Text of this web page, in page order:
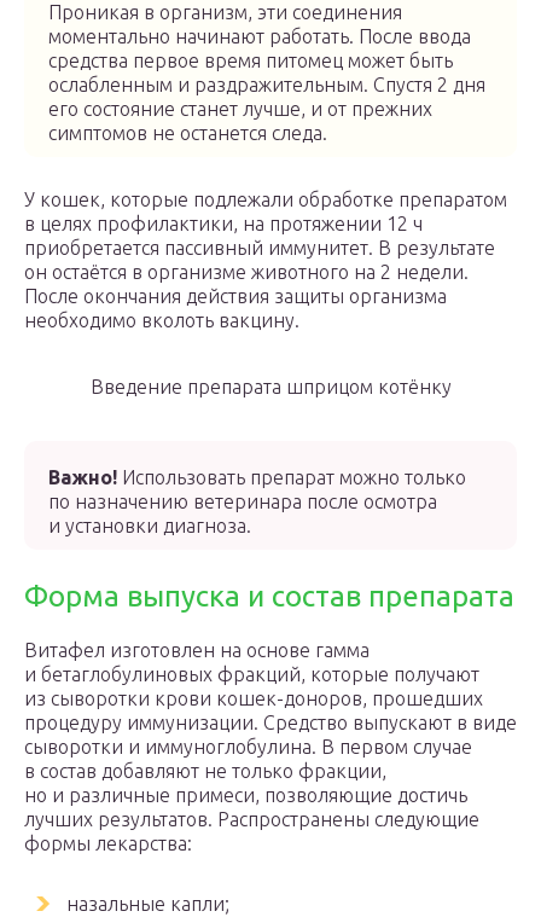
Проникая в организм, эти соединения
моментально начинают работать. После ввода
средства первое время питомец может быть
ослабленным и раздражительным. Спустя 2 дня
его состояние станет лучше, и от прежних
симптомов не останется следа.
У кошек, которые подлежали обработке препаратом
в целях профилактики, на протяжении 12 ч
приобретается пассивный иммунитет. В результате
он остаётся в организме животного на 2 недели.
После окончания действия защиты организма
необходимо вколоть вакцину.
Введение препарата шприцом котёнку
Важно! Использовать препарат можно только
по назначению ветеринара после осмотра
и установки диагноза.
Форма выпуска и состав препарата
Витафел изготовлен на основе гамма
и бетаглобулиновых фракций, которые получают
из сыворотки крови кошек-доноров, прошедших
процедуру иммунизации. Средство выпускают в виде
сыворотки и иммуноглобулина. В первом случае
в состав добавляют не только фракции,
но и различные примеси, позволяющие достичь
лучших результатов. Распространены следующие
формы лекарства:
назальные капли;